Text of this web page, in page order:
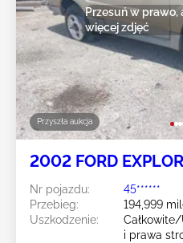
Przyszła aukcja
Przesuń w prawo,
więcej zdjęć
2002 FORD
Nr pojazdu:
45******
Przebieg:
194,999
Uszkodzenie:
i prawa